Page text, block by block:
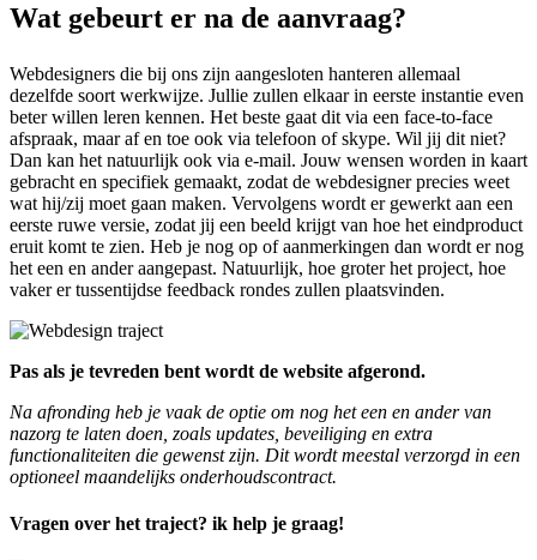
Wat gebeurt er na de aanvraag?
Webdesigners die bij ons zijn aangesloten hanteren allemaal
dezelfde soort werkwijze. Jullie zullen elkaar in eerste instantie even
beter willen leren kennen. Het beste gaat dit via een face-to-face
afspraak, maar af en toe ook via telefoon of skype. Wil jij dit niet?
Dan kan het natuurlijk ook via e-mail. Jouw wensen worden in kaart
gebracht en specifiek gemaakt, zodat de webdesigner precies weet
wat hij/zij moet gaan maken. Vervolgens wordt er gewerkt aan een
eerste ruwe versie, zodat jij een beeld krijgt van hoe het eindproduct
eruit komt te zien. Heb je nog op of aanmerkingen dan wordt er nog
het een en ander aangepast. Natuurlijk, hoe groter het project, hoe
vaker er tussentijdse feedback rondes zullen plaatsvinden.
Pas als je tevreden bent wordt de website afgerond.
Na afronding heb je vaak de optie om nog het een en ander van
nazorg te laten doen, zoals updates, beveiliging en extra
functionaliteiten die gewenst zijn. Dit wordt meestal verzorgd in een
optioneel maandelijks onderhoudscontract.
Vragen over het traject? ik help je graag!